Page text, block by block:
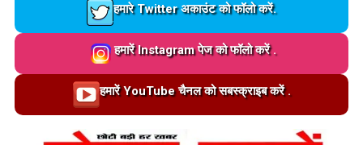
Loading…
हमारे Twitter अकाउंट को फॉलो करें.
Loading…
हमारें Instagram पेज को फॉलो करें .
Loading…
हमारें YouTube चैनल को सबस्क्राइब करें .